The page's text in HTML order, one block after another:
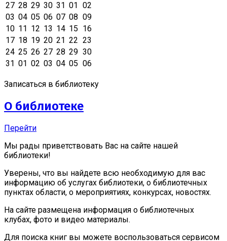
27 28 29 30 31 01 02
03 04 05 06 07 08 09
10 11 12 13 14 15 16
17 18 19 20 21 22 23
24 25 26 27 28 29 30
31 01 02 03 04 05 06
Записаться в библиотеку
О библиотеке
Перейти
Мы рады приветствовать Вас на сайте нашей
библиотеки!
Уверены, что вы найдете всю необходимую для вас
информацию об услугах библиотеки, о библиотечных
пунктах области, о мероприятиях, конкурсах, новостях.
На сайте размещена информация о библиотечных
клубах, фото и видео материалы.
Для поиска книг вы можете воспользоваться сервисом